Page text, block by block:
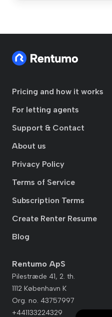
Pricing and how it works
For letting agents
Support & Contact
About us
Privacy Policy
Terms of Service
Subscription Terms
Create Renter Resume
Blog
Rentumo ApS
Pilestræde 41, 2. th.
1112 København K
Org. no. 43757997
+441133224329